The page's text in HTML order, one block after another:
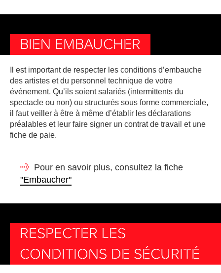
BIEN EMBAUCHER
Il est important de respecter les conditions d’embauche
des artistes et du personnel technique de votre
événement. Qu’ils soient salariés (intermittents du
spectacle ou non) ou structurés sous forme commerciale,
il faut veiller à être à même d’établir les déclarations
préalables et leur faire signer un contrat de travail et une
fiche de paie.
Pour en savoir plus, consultez la fiche
"Embaucher"
RESPECTER LES
CONDITIONS DE SÉCURITÉ